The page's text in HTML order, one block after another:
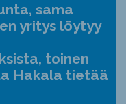
sama
yritys löytyy
toinen
Hakala tietää